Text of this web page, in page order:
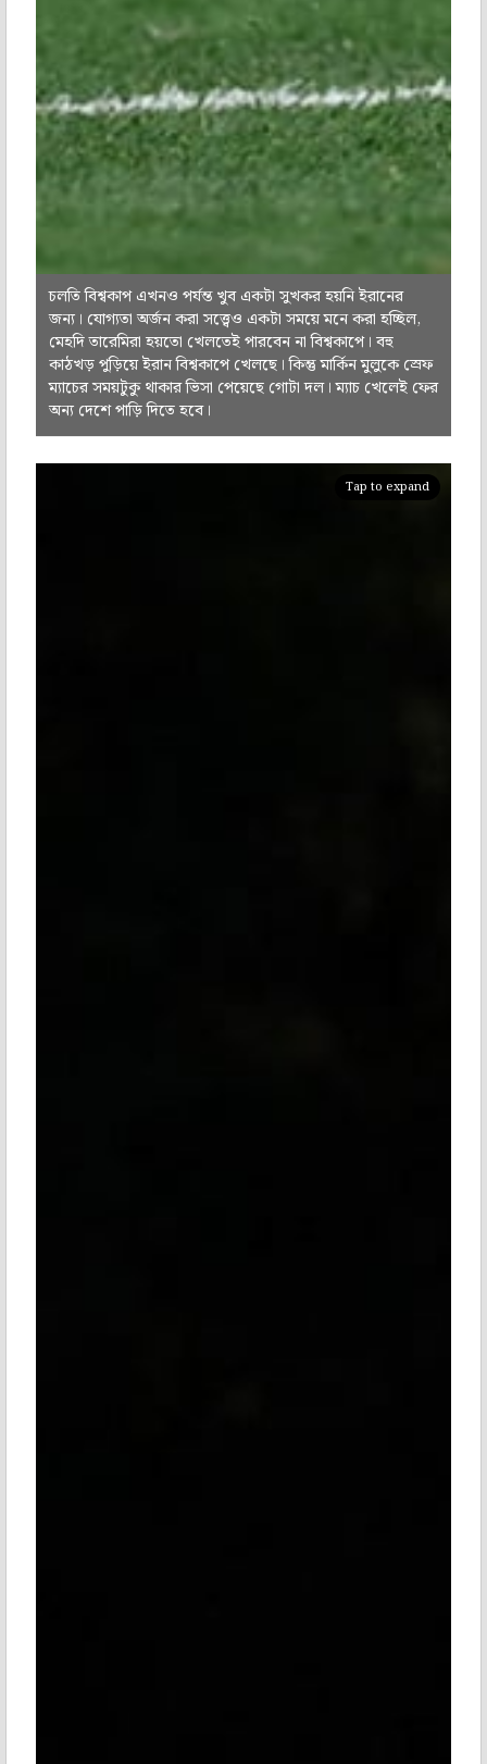
চলতি বিশ্বকাপ এখনও পর্যন্ত খুব একটা সুখকর হয়নি ইরানের
জন্য। যোগ্যতা অর্জন করা সত্ত্বেও একটা সময়ে মনে করা হচ্ছিল,
মেহদি তারেমিরা হয়তো খেলতেই পারবেন না বিশ্বকাপে। বহু
কাঠখড় পুড়িয়ে ইরান বিশ্বকাপে খেলছে। কিন্তু মার্কিন মুলুকে স্রেফ
ম্যাচের সময়টুকু থাকার ভিসা পেয়েছে গোটা দল। ম্যাচ খেলেই ফের
অন্য দেশে পাড়ি দিতে হবে।
Tap to expand